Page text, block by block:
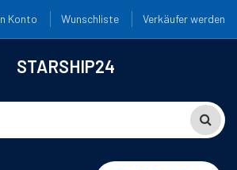
Konto Wunschliste Verkäufer werden
STARSHIP24